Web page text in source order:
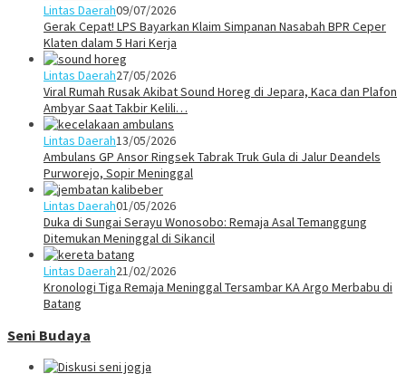
Lintas Daerah09/07/2026
Gerak Cepat! LPS Bayarkan Klaim Simpanan Nasabah BPR Ceper
Klaten dalam 5 Hari Kerja
Lintas Daerah27/05/2026
Viral Rumah Rusak Akibat Sound Horeg di Jepara, Kaca dan Plafon
Ambyar Saat Takbir Kelili…
Lintas Daerah13/05/2026
Ambulans GP Ansor Ringsek Tabrak Truk Gula di Jalur Deandels
Purworejo, Sopir Meninggal
Lintas Daerah01/05/2026
Duka di Sungai Serayu Wonosobo: Remaja Asal Temanggung
Ditemukan Meninggal di Sikancil
Lintas Daerah21/02/2026
Kronologi Tiga Remaja Meninggal Tersambar KA Argo Merbabu di
Batang
Seni Budaya